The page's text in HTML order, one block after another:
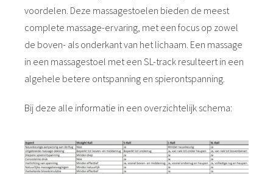
voordelen. Deze massagestoelen bieden de meest
complete massage-ervaring, met een focus op zowel
de boven- als onderkant van het lichaam. Een massage
in een massagestoel met een SL-track resulteert in een
algehele betere ontspanning en spierontspanning.
Bij deze alle informatie in een overzichtelijk schema: